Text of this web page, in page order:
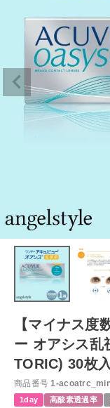
【マイナス度
ー オアシス乱
TORIC) 30枚入
商品番号 1-
1day 高酸素透過率